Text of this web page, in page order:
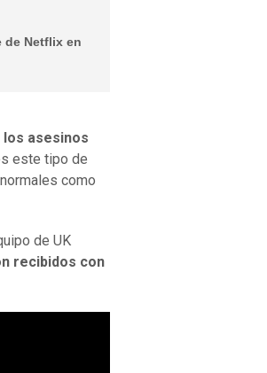
de Netflix en
asesinos
este tipo de
como
de UK
recibidos con